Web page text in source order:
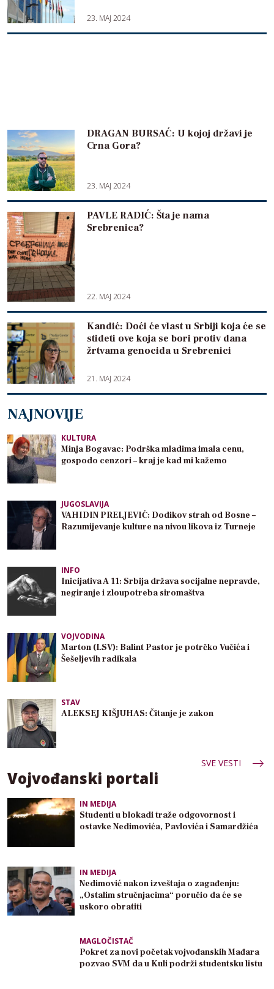
23. MAJ 2024
DRAGAN BURSAĆ: U kojoj državi je
Crna Gora?
23. MAJ 2024
PAVLE RADIĆ: Šta je nama
Srebrenica?
22. MAJ 2024
Kandić: Doći će vlast u Srbiji koja će se
stideti ove koja se bori protiv dana
žrtvama genocida u Srebrenici
21. MAJ 2024
NAJNOVIJE
KULTURA
Minja Bogavac: Podrška mladima imala cenu,
gospodo cenzori – kraj je kad mi kažemo
JUGOSLAVIJA
VAHIDIN PRELJEVIĆ: Dodikov strah od Bosne –
Razumijevanje kulture na nivou likova iz Turneje
INFO
Inicijativa A 11: Srbija država socijalne nepravde,
negiranje i zloupotreba siromaštva
VOJVODINA
Marton (LSV): Balint Pastor je potrčko Vučića i
Šešeljevih radikala
STAV
ALEKSEJ KIŠJUHAS: Čitanje je zakon
SVE VESTI
Vojvođanski portali
IN MEDIJA
Studenti u blokadi traže odgovornost i
ostavke Nedimovića, Pavlovića i Samardžića
IN MEDIJA
Nedimović nakon izveštaja o zagađenju:
„Ostalim stručnjacima“ poručio da će se
uskoro obratiti
MAGLOČISTAČ
Pokret za novi početak vojvođanskih Mađara
pozvao SVM da u Kuli podrži studentsku listu